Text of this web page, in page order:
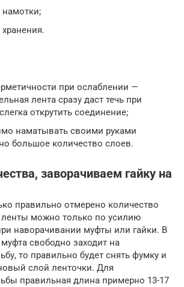
намотки;
при ослаблении —
лента сразу даст течь при
открутить соединение;
наматывать своими руками
большое количество слоев.
заворачиваем гайку на
правильно отмерено количество
можно только по усилию
наворачивании муфты или гайки. В
свободно заходит на
то правильно будет снять фумку и
слой ленточки. Для
правильная длина примерно 13-17